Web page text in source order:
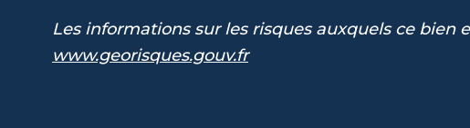
Les informations sur les risques auxquels ce bien
www.georisques.gouv.fr